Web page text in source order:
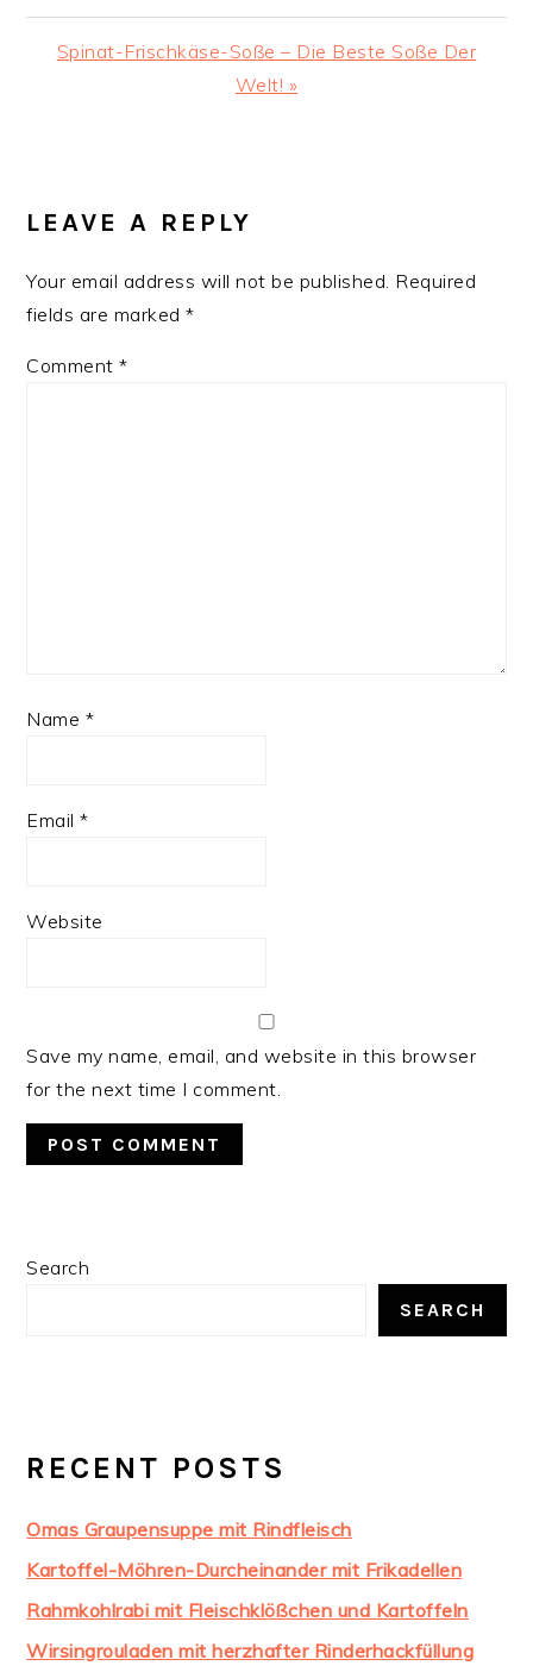
Next
Spinat-Frischkäse-Soße – Die Beste Soße Der
Welt! »
INTERACTIONS
LEAVE A REPLY
Your email address will not be published. Required
fields are marked*
Comment*
Name *
Email*
Website
Save my name, email, and website in this browser
for the next time I comment.
PRIMARY
Search
SEARCH
RECENT POSTS
Omas Graupensuppe mit Rindfleisch
Kartoffel-Möhren-Durcheinander mit Frikadellen
Rahmkohlrabi mit Fleischklößchen und Kartoffeln
Wirsingrouladen mit herzhafter Rinderhackfüllung